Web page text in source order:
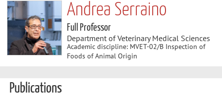
Andrea Serraino
Full Professor
Department of Veterinary Medical Sciences
Academic discipline: MVET-02/B Inspection of
Foods of Animal Origin
Publications